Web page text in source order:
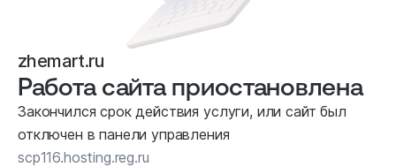
zhemart.ru
Работа сайта приостановлена
Закончился срок действия услуги, или сайт был
отключен в панели управления
scp116.hosting.reg.ru